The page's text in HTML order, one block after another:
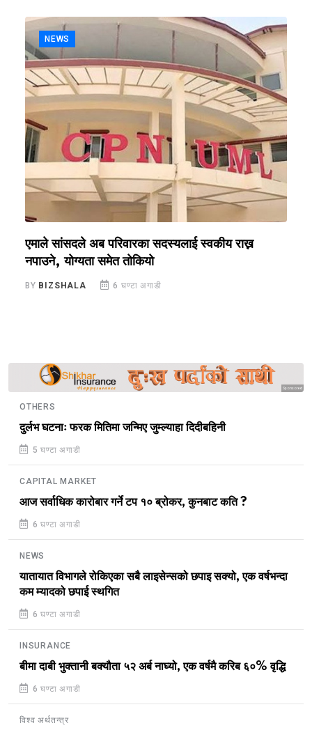
NEWS
एमाले सांसदले अब परिवारका सदस्यलाई स्वकीय राख्न
नपाउने, योग्यता समेत तोकियो
BY BIZSHALA 6 घण्टा अगाडी
Sponsored
OTHERS
दुर्लभ घटनाः फरक मितिमा जन्मिए जुम्ल्याहा दिदीबहिनी
5 घण्टा अगाडी
CAPITAL MARKET
आज सर्वाधिक कारोबार गर्ने टप १० ब्रोकर, कुनबाट कति ?
6 घण्टा अगाडी
NEWS
यातायात विभागले रोकिएका सबै लाइसेन्सको छपाइ सक्यो, एक वर्षभन्दा
कम म्यादको छपाई स्थगित
6 घण्टा अगाडी
INSURANCE
बीमा दाबी भुक्तानी बक्यौता ५२ अर्ब नाघ्यो, एक वर्षमै करिब ६०% वृद्धि
6 घण्टा अगाडी
विश्व अर्थतन्त्र